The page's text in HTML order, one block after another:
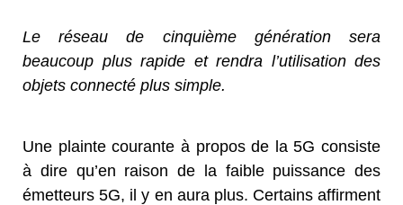
Le réseau de cinquième génération sera
beaucoup plus rapide et rendra l’utilisation des
objets connecté plus simple.
Une plainte courante à propos de la 5G consiste
à dire qu’en raison de la faible puissance des
émetteurs 5G, il y en aura plus. Certains affirment